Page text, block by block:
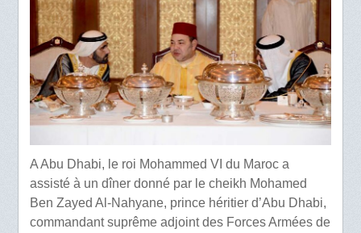
A Abu Dhabi, le roi Mohammed VI du Maroc a
assisté à un dîner donné par le cheikh Mohamed
Ben Zayed Al-Nahyane, prince héritier d’Abu Dhabi,
commandant suprême adjoint des Forces Armées de